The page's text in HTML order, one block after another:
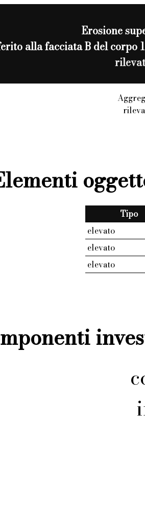
Erosione
alla facciata B del corpo
Tipo
elevato
elevato
elevato